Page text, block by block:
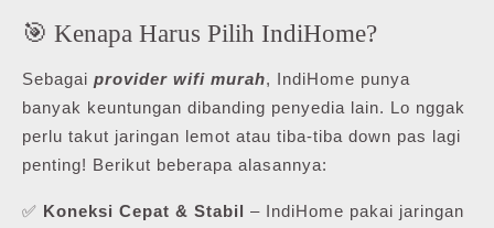
🎯 Kenapa Harus Pilih IndiHome?
Sebagai provider wifi murah, IndiHome punya
banyak keuntungan dibanding penyedia lain. Lo nggak
perlu takut jaringan lemot atau tiba-tiba down pas lagi
penting! Berikut beberapa alasannya:
✅ Koneksi Cepat & Stabil – IndiHome pakai jaringan